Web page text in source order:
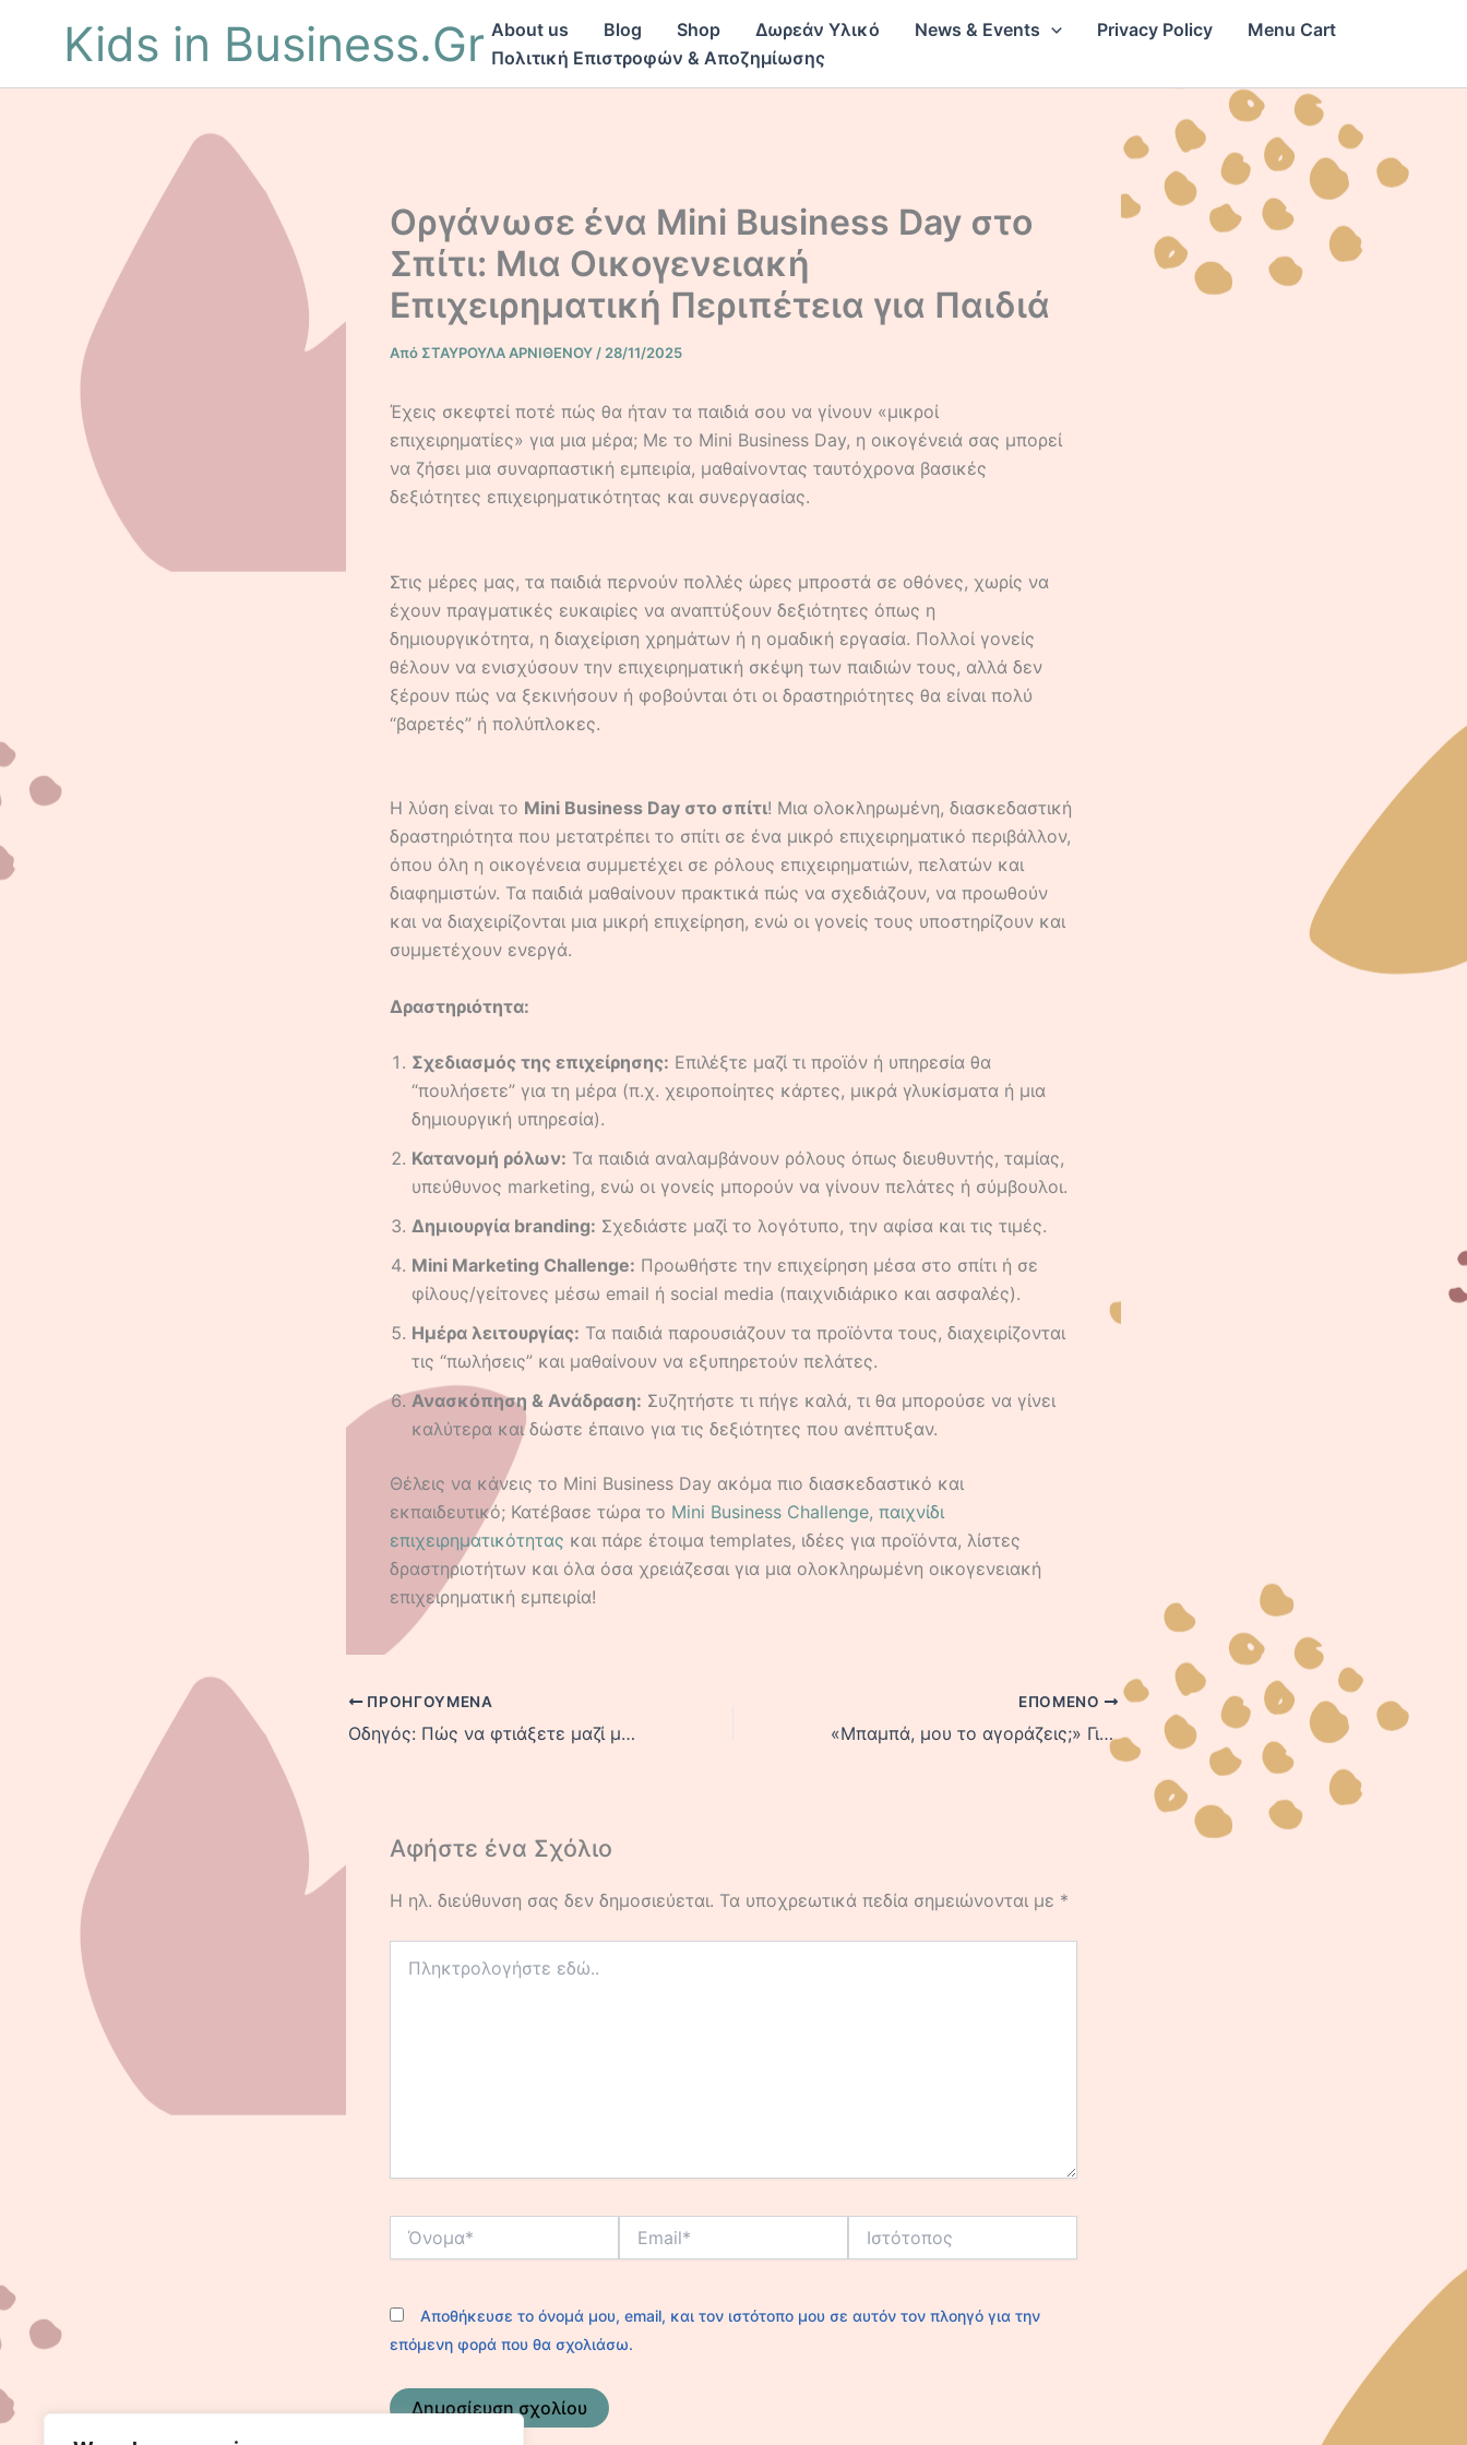
Kids in Business.Gr About us Blog Shop Δωρεάν Υλικό News & Events Privacy Policy
Menu Cart
Πολιτική Επιστροφών & Αποζημίωσης
Οργάνωσε ένα Mini Business Day στο
Σπίτι: Μια Οικογενειακή
Επιχειρηματική Περιπέτεια για Παιδιά
Από ΣΤΑΥΡΟΥΛΑ ΑΡΝΙΘΕΝΟΥ / 28/11/2025
Έχεις σκεφτεί ποτέ πώς θα ήταν τα παιδιά σου να γίνουν «μικροί
επιχειρηματίες» για μια μέρα; Με το Mini Business Day, η οικογένειά σας μπορεί
να ζήσει μια συναρπαστική εμπειρία, μαθαίνοντας ταυτόχρονα βασικές
δεξιότητες επιχειρηματικότητας και συνεργασίας.
Στις μέρες μας, τα παιδιά περνούν πολλές ώρες μπροστά σε οθόνες, χωρίς να
έχουν πραγματικές ευκαιρίες να αναπτύξουν δεξιότητες όπως η
δημιουργικότητα, η διαχείριση χρημάτων ή η ομαδική εργασία. Πολλοί γονείς
θέλουν να ενισχύσουν την επιχειρηματική σκέψη των παιδιών τους, αλλά δεν
ξέρουν πώς να ξεκινήσουν ή φοβούνται ότι οι δραστηριότητες θα είναι πολύ
“βαρετές” ή πολύπλοκες.
Η λύση είναι το Mini Business Day στο σπίτι! Μια ολοκληρωμένη, διασκεδαστική
δραστηριότητα που μετατρέπει το σπίτι σε ένα μικρό επιχειρηματικό περιβάλλον,
όπου όλη η οικογένεια συμμετέχει σε ρόλους επιχειρηματιών, πελατών και
διαφημιστών. Τα παιδιά μαθαίνουν πρακτικά πώς να σχεδιάζουν, να προωθούν
και να διαχειρίζονται μια μικρή επιχείρηση, ενώ οι γονείς τους υποστηρίζουν και
συμμετέχουν ενεργά.
Δραστηριότητα:
Σχεδιασμός της επιχείρησης: Επιλέξτε μαζί τι προϊόν ή υπηρεσία θα
“πουλήσετε” για τη μέρα (π.χ. χειροποίητες κάρτες, μικρά γλυκίσματα ή μια
δημιουργική υπηρεσία).
Κατανομή ρόλων: Τα παιδιά αναλαμβάνουν ρόλους όπως διευθυντής, ταμίας,
υπεύθυνος marketing, ενώ οι γονείς μπορούν να γίνουν πελάτες ή σύμβουλοι.
Δημιουργία branding: Σχεδιάστε μαζί το λογότυπο, την αφίσα και τις τιμές.
Mini Marketing Challenge: Προωθήστε την επιχείρηση μέσα στο σπίτι ή σε
φίλους/γείτονες μέσω email ή social media (παιχνιδιάρικο και ασφαλές).
Ημέρα λειτουργίας: Τα παιδιά παρουσιάζουν τα προϊόντα τους, διαχειρίζονται
τις “πωλήσεις” και μαθαίνουν να εξυπηρετούν πελάτες.
Ανασκόπηση & Ανάδραση: Συζητήστε τι πήγε καλά, τι θα μπορούσε να γίνει
καλύτερα και δώστε έπαινο για τις δεξιότητες που ανέπτυξαν.
Θέλεις να κάνεις το Mini Business Day ακόμα πιο διασκεδαστικό και
εκπαιδευτικό; Κατέβασε τώρα το Mini Business Challenge, παιχνίδι
επιχειρηματικότητας και πάρε έτοιμα templates, ιδέες για προϊόντα, λίστες
δραστηριοτήτων και όλα όσα χρειάζεσαι για μια ολοκληρωμένη οικογενειακή
επιχειρηματική εμπειρία!
ΠΡΟΗΓΟΎΜΕΝΑ
Οδηγός: Πώς να φτιάξετε μαζί με το παιδί σας ένα επιτραπέζιο παιχνίδι με επιχειρηματικό θέμα
ΕΠΌΜΕΝΟ
«Μπαμπά, μου το αγοράζεις;» Γιατί αυτή η φράση κρύβει τον μεγαλύτερο κίνδυνο για το μέλλον του παιδιού σου;
Αφήστε ένα Σχόλιο
Η ηλ. διεύθυνση σας δεν δημοσιεύεται. Τα υποχρεωτικά πεδία σημειώνονται με *
εδώ..
Όνομα* Ιστότοπος
Αποθήκευσε το όνομά μου, email, και τον ιστότοπο μου σε αυτόν τον πλοηγό για την
επόμενη φορά που θα σχολιάσω.